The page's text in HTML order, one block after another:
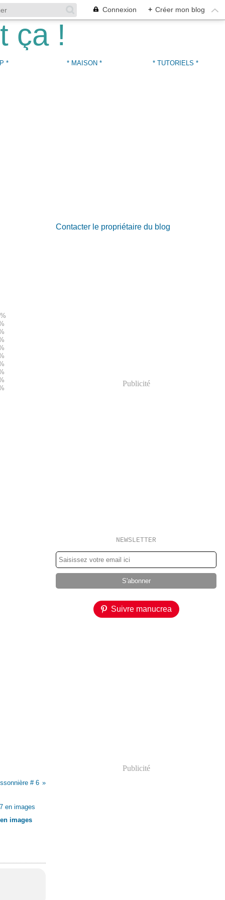
Connexion + Créer mon blog
* * MAISON * * TUTORIELS *
# 6
images
Contacter le propriétaire du blog
Publicité
NEWSLETTER
Suivre manucrea
Publicité